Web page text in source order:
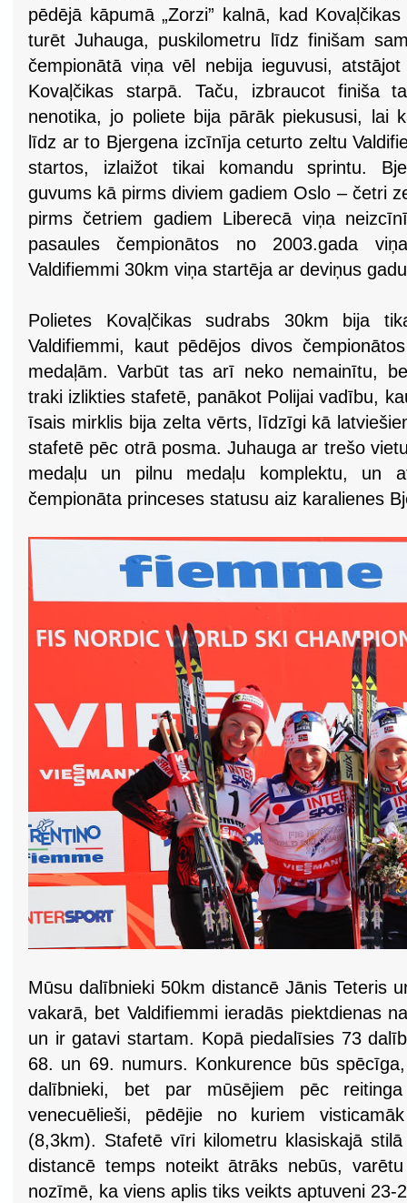
pēdējā kāpumā „Zorzi” kalnā, kad
turēt Juhauga, puskilometru līdz finišam
čempionātā viņa vēl nebija ieguvusi,
Kovaļčikas starpā. Taču, izbraucot finiša
nenotika, jo poliete bija pārāk piekususi, lai
līdz ar to Bjergena izcīnīja ceturto zeltu
startos, izlaižot tikai komandu sprintu.
guvums kā pirms diviem gadiem Oslo – četri
pirms četriem gadiem Liberecā viņa
pasaules čempionātos no 2003.gada
Valdifiemmi 30km viņa startēja ar deviņus
Polietes Kovaļčikas sudrabs 30km bija
Valdifiemmi, kaut pēdējos divos
medaļām. Varbūt tas arī neko nemainītu,
traki izlikties stafetē, panākot Polijai vadību,
īsais mirklis bija zelta vērts, līdzīgi kā
stafetē pēc otrā posma. Juhauga ar trešo
medaļu un pilnu medaļu komplektu, un
čempionāta princeses statusu aiz karalienes
Mūsu dalībnieki 50km distancē Jānis Teteris
vakarā, bet Valdifiemmi ieradās piektdienas
un ir gatavi startam. Kopā piedalīsies 73
68. un 69. numurs. Konkurence būs
dalībnieki, bet par mūsējiem pēc
venecuēlieši, pēdējie no kuriem
(8,3km). Stafetē vīri kilometru klasiskajā
distancē temps noteikt ātrāks nebūs,
nozīmē, ka viens aplis tiks veikts aptuveni 23-